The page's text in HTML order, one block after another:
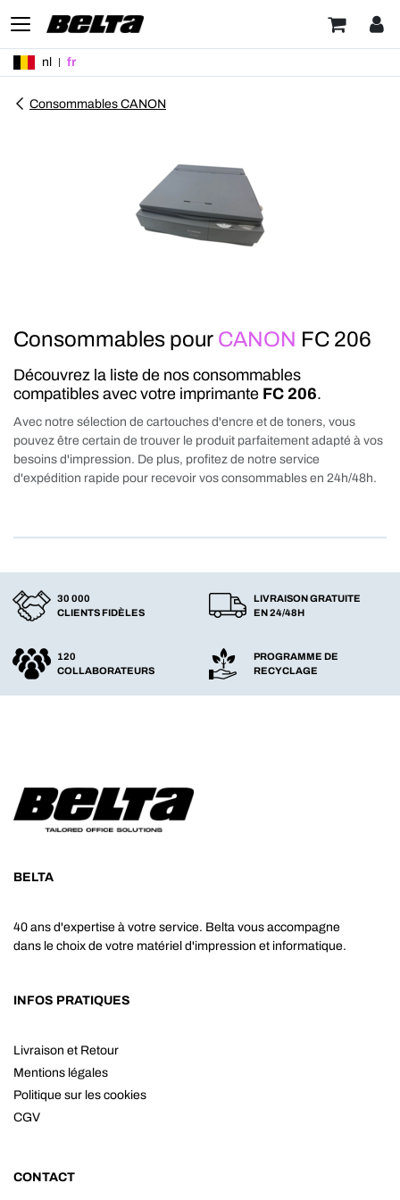
nl fr
Consommables CANON
Consommables pour CANON FC 206
Découvrez la liste de nos consommables
compatibles avec votre imprimante FC 206.
Avec notre sélection de cartouches d'encre et de toners, vous
pouvez être certain de trouver le produit parfaitement adapté à vos
besoins d'impression. De plus, profitez de notre service
d'expédition rapide pour recevoir vos consommables en 24h/48h.
30 000
CLIENTS FIDÈLES
LIVRAISON GRATUITE
EN 24/48H
120
COLLABORATEURS
PROGRAMME DE
RECYCLAGE
BELTA
40 ans d'expertise à votre service. Belta vous accompagne
dans le choix de votre matériel d'impression et informatique.
INFOS PRATIQUES
Livraison et Retour
Mentions légales
Politique sur les cookies
CGV
CONTACT